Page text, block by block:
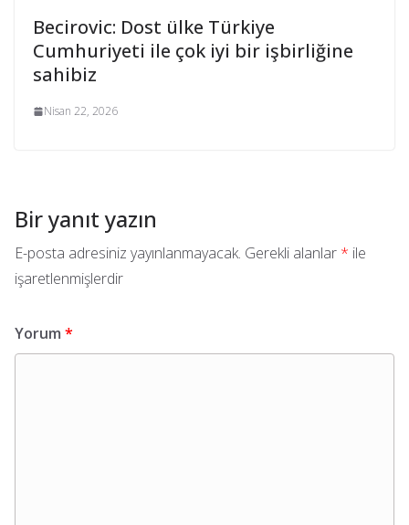
Becirovic: Dost ülke Türkiye
Cumhuriyeti ile çok iyi bir işbirliğine
sahibiz
Nisan 22, 2026
Bir yanıt yazın
E-posta adresiniz yayınlanmayacak. Gerekli alanlar * ile
işaretlenmişlerdir
Yorum *